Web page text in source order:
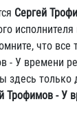
Сергей
что все
- У времени
здесь только
Трофимов - У